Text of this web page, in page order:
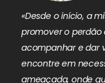
«Desde o início, a
promover o
acompanhar e dar
encontre em
ameaçada, onde